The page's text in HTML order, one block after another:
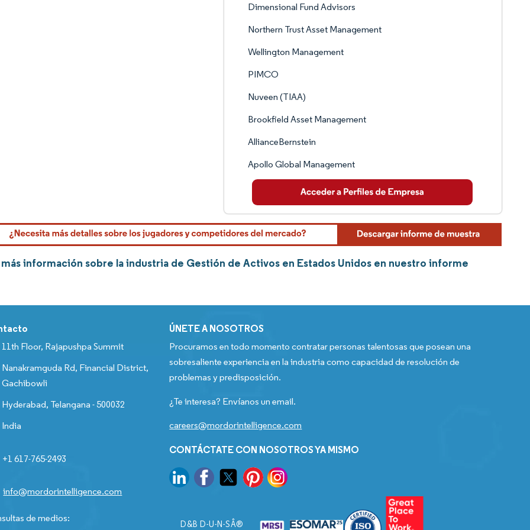
Dimensional Fund Advisors
Northern Trust Asset Management
Wellington Management
PIMCO
Nuveen (TIAA)
Brookfield Asset Management
AllianceBernstein
Apollo Global Management
información sobre la industria de Gestión de Activos en Estados Unidos en nuestro informe
11th Floor, Rajapushpa Summit
Nanakramguda Rd, Financial District,
Gachibowli
Hyderabad, Telangana - 500032
India
+1 617-765-2493
info@mordorintelligence.com
de medios:
ÚNETE A NOSOTROS
Procuramos en todo momento contratar personas talentosas que posean una
sobresaliente experiencia en la industria como capacidad de resolución de
problemas y predisposición.
¿Te interesa? Envíanos un email.
careers@mordorintelligence.com
CONTÁCTATE CON NOSOTROS YA MISMO
D&B D-U-N-SÂ®